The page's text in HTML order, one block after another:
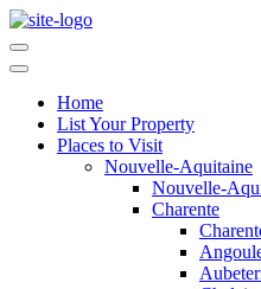
Home
List Your Property
Places to Visit
Nouvelle-Aquitaine
Nouvelle-
Charente